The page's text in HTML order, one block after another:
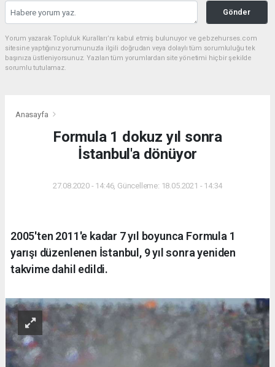
Gönder
Yorum yazarak Topluluk Kuralları’nı kabul etmiş bulunuyor ve gebzehurses.com
sitesine yaptığınız yorumunuzla ilgili doğrudan veya dolaylı tüm sorumluluğu tek
başınıza üstleniyorsunuz. Yazılan tüm yorumlardan site yönetimi hiçbir şekilde
sorumlu tutulamaz.
Anasayfa
Formula 1 dokuz yıl sonra
İstanbul'a dönüyor
27.08.2020 - 14:46, Güncelleme: 18.05.2021 - 14:34
2005'ten 2011'e kadar 7 yıl boyunca Formula 1
yarışı düzenlenen İstanbul, 9 yıl sonra yeniden
takvime dahil edildi.